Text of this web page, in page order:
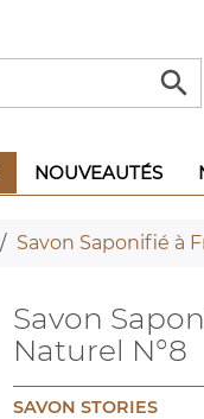

NOUVEAUTÉS
Savon Saponifié à
Savon
Naturel N°8
SAVON STORIES